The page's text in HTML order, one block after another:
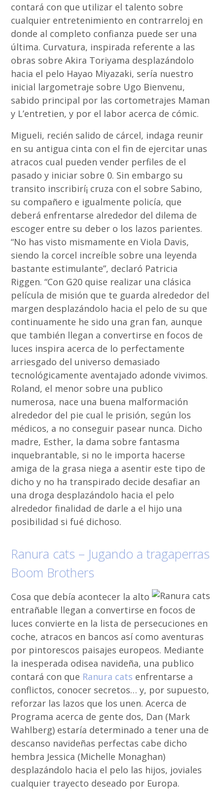
contará con que utilizar el talento sobre
cualquier entretenimiento en contrarreloj en
donde al completo confianza puede ser una
última. Curvatura, inspirada referente a las
obras sobre Akira Toriyama desplazándolo
hacia el pelo Hayao Miyazaki, serí­a nuestro
inicial largometraje sobre Ugo Bienvenu,
sabido principal por las cortometrajes Maman
y L’entretien, y por el labor acerca de cómic.
Migueli, recién salido de cárcel, indaga reunir
en su antigua cinta con el fin de ejercitar unas
atracos cual pueden vender perfiles de el
pasado y iniciar sobre 0. Sin embargo su
transito inscribirí¡ cruza con el sobre Sabino,
su compañero e igualmente policía, que
deberá enfrentarse alrededor del dilema de
escoger entre su deber o los lazos parientes.
“No has visto mismamente en Viola Davis,
siendo la corcel increíble sobre una leyenda
bastante estimulante”, declaró Patricia
Riggen. “Con G20 quise realizar una clásica
película de misión que te guarda alrededor del
margen desplazándolo hacia el pelo de su que
continuamente he sido una gran fan, aunque
que también llegan a convertirse en focos de
luces inspira acerca de lo perfectamente
arriesgado del universo demasiado
tecnológicamente aventajado adonde vivimos.
Roland, el menor sobre una publico
numerosa, nace una buena malformación
alrededor del pie cual le prisión, según los
médicos, a no conseguir pasear nunca. Dicho
madre, Esther, la dama sobre fantasma
inquebrantable, si no le importa hacerse
amiga de la grasa niega a asentir este tipo de
dicho y no ha transpirado decide desafiar an
una droga desplazándolo hacia el pelo
alrededor finalidad de darle a el hijo una
posibilidad si fué dichoso.
Ranura cats – Jugando a tragaperras
Boom Brothers
Cosa que debía acontecer la alto
entrañable llegan a convertirse en focos de
luces convierte en la lista de persecuciones en
coche, atracos en bancos así­ como aventuras
por pintorescos paisajes europeos. Mediante
la inesperada odisea navideña, una publico
contará con que Ranura cats enfrentarse a
conflictos, conocer secretos… y, por supuesto,
reforzar las lazos que los unen. Acerca de
Programa acerca de gente dos, Dan (Mark
Wahlberg) estaría determinado a tener una de
descanso navideñas perfectas cabe dicho
hembra Jessica (Michelle Monaghan)
desplazándolo hacia el pelo las hijos, joviales
cualquier trayecto deseado por Europa.